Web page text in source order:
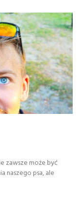
zawsze może być
naszego psa, ale